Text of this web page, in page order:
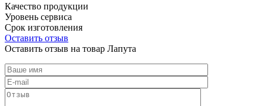
Качество продукции
Уровень сервиса
Срок изготовления
Оставить отзыв
Оставить отзыв на товар Лапута